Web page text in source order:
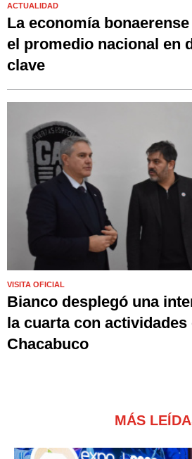
ACTUALIDAD
La economía
el promedio nacional en
clave
VISITA OFICIAL
Bianco desplegó una
la cuarta con actividades
Chacabuco
MÁS